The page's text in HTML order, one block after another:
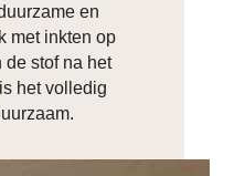
en
met inkten op
de stof na het
het volledig